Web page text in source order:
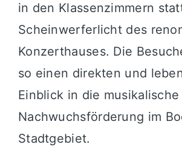
in den Klassenzimmern
Scheinwerferlicht des
Konzerthauses. Die
so einen direkten und
Einblick in die musikalische
Nachwuchsförderung im
Stadtgebiet.